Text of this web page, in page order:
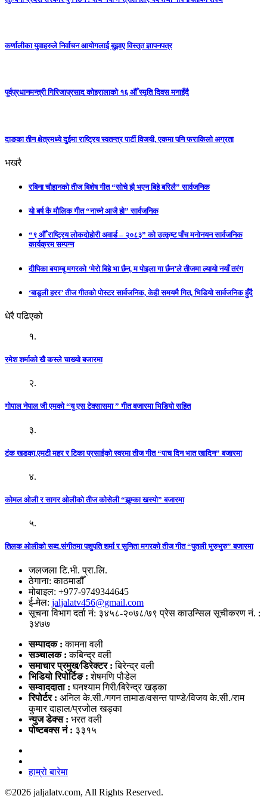
कर्णालीका युवाहरुले निर्वाचन आयोगलाई बुझाए विस्तृत ज्ञापनपत्र
पूर्वप्रधानमन्त्री गिरिजाप्रसाद कोइरालाको १६ औँ स्मृति दिवस मनाइँदै
दाङका तीन क्षेत्रमध्ये दुईमा राष्ट्रिय स्वतन्त्र पार्टी विजयी, एकमा पनि फराकिलो अग्रता
भखरै
रबिना चौहानको तीज बिशेष गीत “सोचे झै भएन बिहे बरिलै” सार्वजनिक
यो बर्ष कै मौलिक गीत “नाच्ने आजै हो” सार्वजनिक
“९ औँ राष्ट्रिय लोकदोहोरी अवार्ड – २०८३” को उत्कृष्ट पाँच मनोनयन सार्वजनिक
कार्यक्रम सम्पन्न
दीपिका बयाम्बु मगरको ‘मेरो बिहे भा छैन, म पोइला गा छैन’ले तीजमा ल्यायो नयाँ तरंग
‘बाडुली हरर’ तीज गीतको पोस्टर सार्वजनिक, केही समयमै गित, भिडियो सार्वजनिक हुँदै
धेरै पढिएको
१.
रमेश शर्माको खै कस्ले चाख्यो बजारमा
२.
गोपाल नेपाल जी एमको “यु एस टेक्सासमा ” गीत बजारमा भिडियो सहित
३.
टंक खडका,एमटी महर र टिका प्रसाईको स्वरमा तीज गीत “पाच दिन भात खादिन” बजारमा
४.
कोमल ओली र सागर ओलीको तीज कोसेली “झुम्का खस्यो” बजारमा
५.
तिलक ओलीको सब्द,संगीतमा पशुपति शर्मा र सुनिता मगरको तीज गीत “पुतली भुरुभुरु” बजारमा
जलजला टि.भी. प्रा.लि.
ठेगाना: काठमाडौँ
मोबाइल: +977-9749344645
ई-मेल: jaljalatv456@gmail.com
सूचना विभाग दर्ता नं: ३४५८-२०७८/७९ प्रेस काउन्सिल सूचीकरण नं. :
३४७७
सम्पादक :कामना वली
सञ्‍चालक : कबिन्द्र वली
समाचार प्रमुख/डिरेक्टर :बिरेन्द्र वली
भिडियो रिपोर्टिङ : शेषमणि पौडेल
सम्वाददाता :घनश्याम गिरी/बिरेन्द्र खड्का
रिपोर्टर : अनिल के.सी./गगन तामाङ/वसन्त पाण्डे/विजय के.सी./राम
कुमार दाहाल/प्रजोल खड्का
न्युज डेक्स : भरत वली
पोष्‍टबक्स नं : ३३१५
हाम्रो बारेमा
©2026 jaljalatv.com, All Rights Reserved.